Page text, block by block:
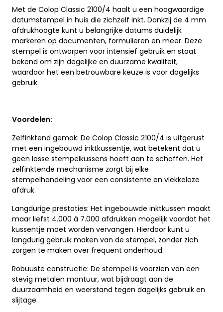
Met de Colop Classic 2100/4 haalt u een hoogwaardige
datumstempel in huis die zichzelf inkt. Dankzij de 4 mm
afdrukhoogte kunt u belangrijke datums duidelijk
markeren op documenten, formulieren en meer. Deze
stempel is ontworpen voor intensief gebruik en staat
bekend om zijn degelijke en duurzame kwaliteit,
waardoor het een betrouwbare keuze is voor dagelijks
gebruik.
Voordelen:
Zelfinktend gemak: De Colop Classic 2100/4 is uitgerust
met een ingebouwd inktkussentje, wat betekent dat u
geen losse stempelkussens hoeft aan te schaffen. Het
zelfinktende mechanisme zorgt bij elke
stempelhandeling voor een consistente en vlekkeloze
afdruk.
Langdurige prestaties: Het ingebouwde inktkussen maakt
maar liefst 4.000 à 7.000 afdrukken mogelijk voordat het
kussentje moet worden vervangen. Hierdoor kunt u
langdurig gebruik maken van de stempel, zonder zich
zorgen te maken over frequent onderhoud.
Robuuste constructie: De stempel is voorzien van een
stevig metalen montuur, wat bijdraagt aan de
duurzaamheid en weerstand tegen dagelijks gebruik en
slijtage.